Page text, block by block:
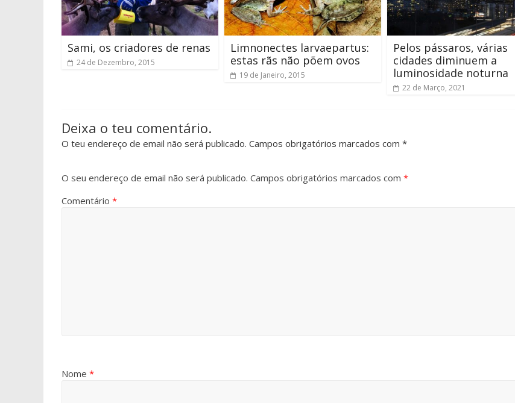
Sami, os criadores de renas
24 de Dezembro, 2015
Limnonectes larvaepartus:
estas rãs não põem ovos
19 de Janeiro, 2015
Pelos pássaros, várias
cidades diminuem a
luminosidade noturna
22 de Março, 2021
Deixa o teu comentário.
O teu endereço de email não será publicado. Campos obrigatórios marcados com *
O seu endereço de email não será publicado. Campos obrigatórios marcados com *
Comentário *
Nome *